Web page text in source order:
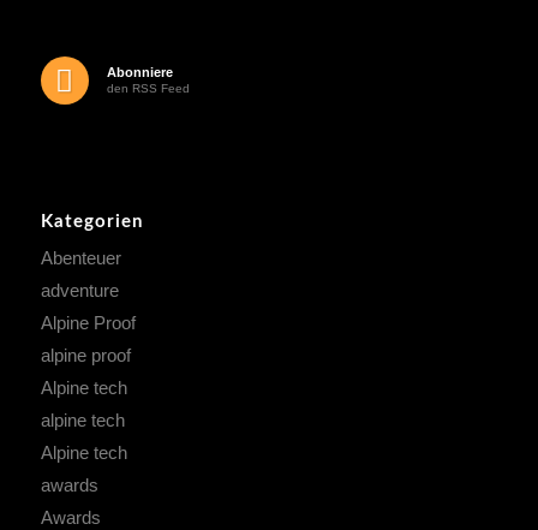
Abonniere
den RSS Feed
Kategorien
Abenteuer
adventure
Alpine Proof
alpine proof
Alpine tech
alpine tech
Alpine tech
awards
Awards